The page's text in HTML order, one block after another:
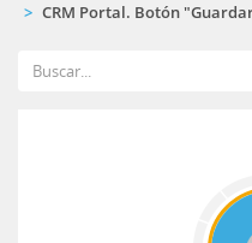
CRM Portal. Botón